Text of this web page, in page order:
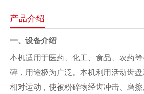
产品介绍
一、设备介绍
本机适用于医药、化工、食品、农药
碎，用途极为广泛。本机利用活动齿
相对运动，使被粉碎物经齿冲击、磨